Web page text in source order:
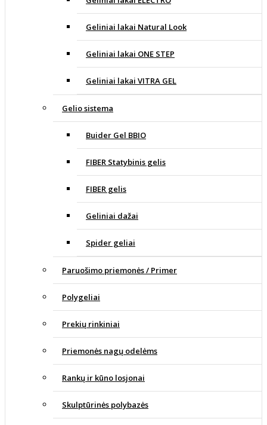
Geliniai lakai Natural Look
Geliniai lakai ONE STEP
Geliniai lakai VITRA GEL
Gelio sistema
Buider Gel BBIO
FIBER Statybinis gelis
FIBER gelis
Geliniai dažai
Spider geliai
Paruošimo priemonės / Primer
Polygeliai
Prekių rinkiniai
Priemonės nagų odelėms
Rankų ir kūno losjonai
Skulptūrinės polybazės